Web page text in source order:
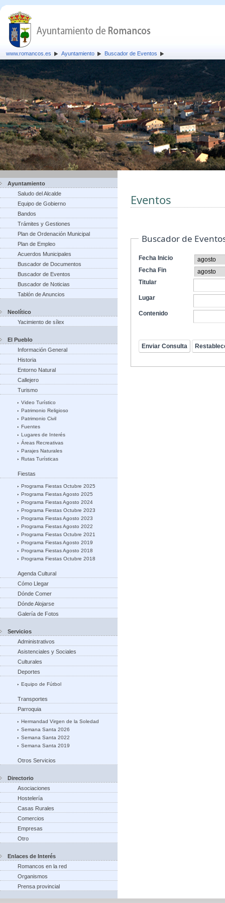
www.romancos.es Ayuntamiento Buscador de Eventos
Ayuntamiento
Saludo del Alcalde
Equipo de Gobierno
Bandos
Trámites y Gestiones
Plan de Ordenación Municipal
Plan de Empleo
Acuerdos Municipales
Buscador de Documentos
Buscador de Eventos
Buscador de Noticias
Tablón de Anuncios
Neolítico
Yacimiento de sílex
El Pueblo
Información General
Historia
Entorno Natural
Callejero
Turismo
Video Turístico
Patrimonio Religioso
Patrimonio Civil
Fuentes
Lugares de Interés
Áreas Recreativas
Parajes Naturales
Rutas Turísticas
Fiestas
Programa Fiestas Octubre 2025
Programa Fiestas Agosto 2025
Programa Fiestas Agosto 2024
Programa Fiestas Octubre 2023
Programa Fiestas Agosto 2023
Programa Fiestas Agosto 2022
Programa Fiestas Octubre 2021
Programa Fiestas Agosto 2019
Programa Fiestas Agosto 2018
Programa Fiestas Octubre 2018
Agenda Cultural
Cómo Llegar
Dónde Comer
Dónde Alojarse
Galería de Fotos
Servicios
Administrativos
Asistenciales y Sociales
Culturales
Deportes
Equipo de Fútbol
Transportes
Parroquia
Hermandad Virgen de la Soledad
Semana Santa 2026
Semana Santa 2022
Semana Santa 2019
Otros Servicios
Directorio
Asociaciones
Hostelería
Casas Rurales
Comercios
Empresas
Otro
Enlaces de Interés
Romancos en la red
Organismos
Prensa provincial
Eventos
Buscador de
Fecha Inicio
Fecha Fin
Titular
Lugar
Contenido